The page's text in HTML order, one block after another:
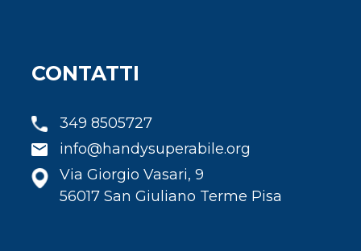
CONTATTI
349 8505727
info@handysuperabile.org
Via Giorgio Vasari, 9
56017 San Giuliano Terme Pisa